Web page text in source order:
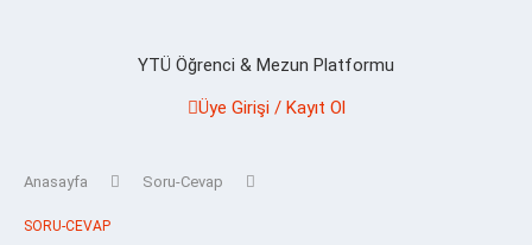
YTÜ Öğrenci & Mezun Platformu
Üye Girişi / Kayıt Ol
Anasayfa Soru-Cevap
SORU-CEVAP